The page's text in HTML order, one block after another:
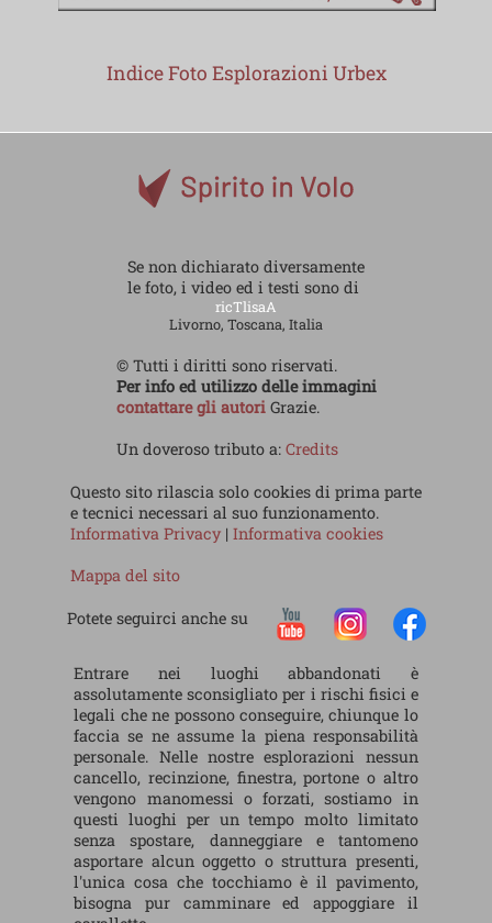
Indice Foto Esplorazioni Urbex
Se non dichiarato diversamente
le foto, i video ed i testi sono di
ricTlisaA
Livorno, Toscana, Italia
© Tutti i diritti sono riservati.
Per info ed utilizzo delle immagini
contattare gli autoriGrazie.
Un doveroso tributo a: Credits
Questo sito rilascia solo cookies di prima parte
e tecnici necessari al suo funzionamento.
Informativa Privacy | Informativa cookies
Mappa del sito
Potete seguirci anche su
Entrare nei luoghi abbandonati è
assolutamente sconsigliato per i rischi fisici e
legali che ne possono conseguire, chiunque lo
faccia se ne assume la piena responsabilità
personale. Nelle nostre esplorazioni nessun
cancello, recinzione, finestra, portone o altro
vengono manomessi o forzati, sostiamo in
questi luoghi per un tempo molto limitato
senza spostare, danneggiare e tantomeno
asportare alcun oggetto o struttura presenti,
l'unica cosa che tocchiamo è il pavimento,
bisogna pur camminare ed appoggiare il